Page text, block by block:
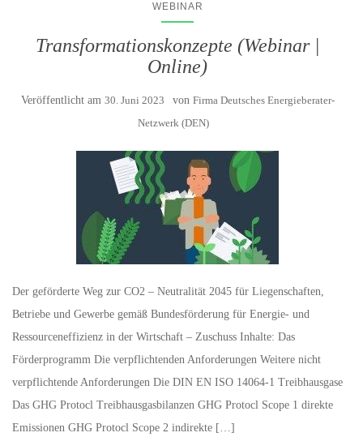
WEBINAR
Transformationskonzepte (Webinar |
Online)
Veröffentlicht am 30. Juni 2023 von Firma Deutsches Energieberater-
Netzwerk (DEN)
Der geförderte Weg zur CO2 – Neutralität 2045 für Liegenschaften,
Betriebe und Gewerbe gemäß Bundesförderung für Energie- und
Ressourceneffizienz in der Wirtschaft – Zuschuss Inhalte: Das
Förderprogramm Die verpflichtenden Anforderungen Weitere nicht
verpflichtende Anforderungen Die DIN EN ISO 14064-1 Treibhausgase
Das GHG Protocl Treibhausgasbilanzen GHG Protocl Scope 1 direkte
Emissionen GHG Protocl Scope 2 indirekte […]